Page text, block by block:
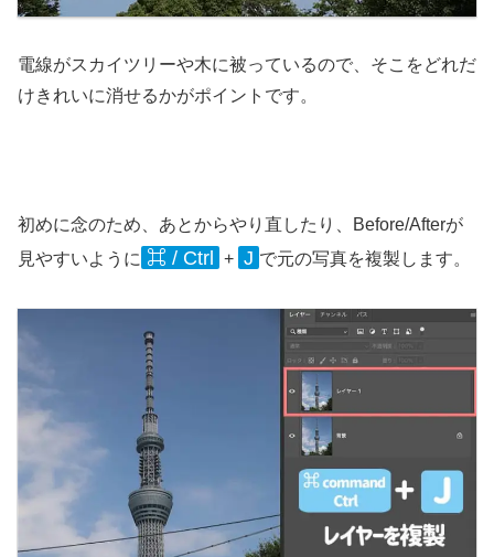
電線がスカイツリーや木に被っているので、そこをどれだ
けきれいに消せるかがポイントです。
初めに念のため、あとからやり直したり、Before/Afterが
見やすいように ⌘ / Ctrl + J で元の写真を複製します。